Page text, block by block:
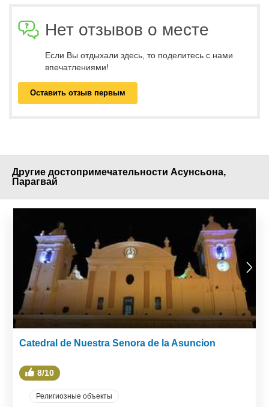
Нет отзывов о месте
Если Вы отдыхали здесь, то поделитесь с нами
впечатлениями!
Оставить отзыв первым
Другие достопримечательности Асунсьона,
Парагвай
Catedral de Nuestra Senora de la Asuncion
8/10
Религиозные объекты